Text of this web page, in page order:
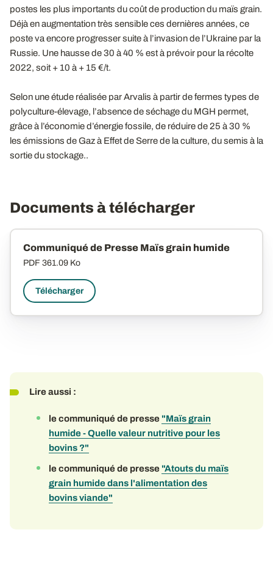
postes les plus importants du coût de production du maïs grain.
Déjà en augmentation très sensible ces dernières années, ce
poste va encore progresser suite à l’invasion de l’Ukraine par la
Russie. Une hausse de 30 à 40 % est à prévoir pour la récolte
2022, soit + 10 à + 15 €/t.
Selon une étude réalisée par Arvalis à partir de fermes types de
polyculture-élevage, l’absence de séchage du MGH permet,
grâce à l’économie d’énergie fossile, de réduire de 25 à 30 %
les émissions de Gaz à Effet de Serre de la culture, du semis à la
sortie du stockage..
Documents à télécharger
Communiqué de Presse Maïs grain humide
PDF 361.09 Ko
Télécharger
Lire aussi :
le communiqué de presse "Maïs grain
humide - Quelle valeur nutritive pour les
bovins ?"
le communiqué de presse "Atouts du maïs
grain humide dans l'alimentation des
bovins viande"